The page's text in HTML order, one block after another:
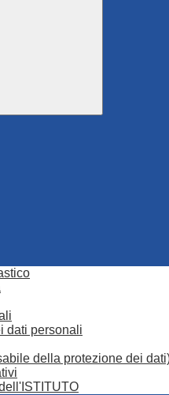
dati personali
della protezione dei